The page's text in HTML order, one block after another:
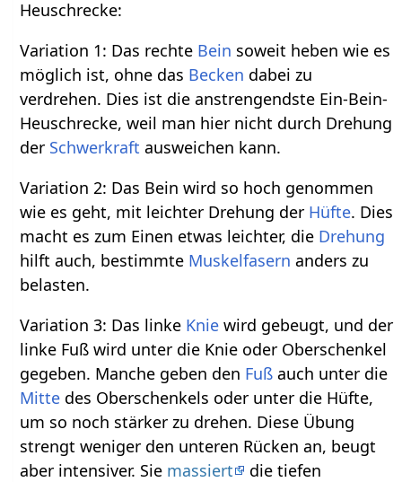
Heuschrecke:
Variation 1: Das rechte Bein soweit heben wie es
möglich ist, ohne das Becken dabei zu
verdrehen. Dies ist die anstrengendste Ein-Bein-
Heuschrecke, weil man hier nicht durch Drehung
der Schwerkraft ausweichen kann.
Variation 2: Das Bein wird so hoch genommen
wie es geht, mit leichter Drehung der Hüfte. Dies
macht es zum Einen etwas leichter, die Drehung
hilft auch, bestimmte Muskelfasern anders zu
belasten.
Variation 3: Das linke Knie wird gebeugt, und der
linke Fuß wird unter die Knie oder Oberschenkel
gegeben. Manche geben den Fuß auch unter die
Mitte des Oberschenkels oder unter die Hüfte,
um so noch stärker zu drehen. Diese Übung
strengt weniger den unteren Rücken an, beugt
aber intensiver. Sie massiert
die tiefen